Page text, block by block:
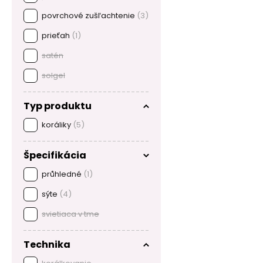
povrchové zušľachtenie (3)
prieťah (1)
satén
solgel
Typ produktu
koráliky (5)
Špecifikácia
průhledné (1)
sýte (4)
svietiaca v tme
Technika